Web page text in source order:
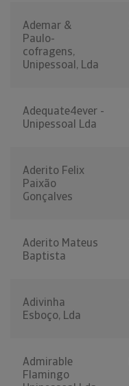
Ademar &
Paulo-
cofragens,
Unipessoal, Lda
Adequate4ever -
Unipessoal Lda
Aderito Felix
Paixão
Gonçalves
Aderito Mateus
Baptista
Adivinha
Esboço, Lda
Admirable
Flamingo